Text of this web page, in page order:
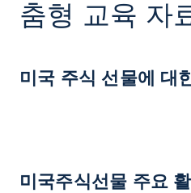
춤형 교육 자
미국 주식 선물에 대
미국주식선물 주요 활